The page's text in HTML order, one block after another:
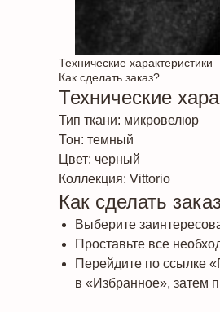
Технические характеристики
Как сделать заказ?
Технические
Тип ткани: микровелюр
Тон: темный
Цвет: черный
Коллекция: Vittorio
Как сделать
Выберите
Проставьте все
Перейдите по ссылке
в «Избранное», затем